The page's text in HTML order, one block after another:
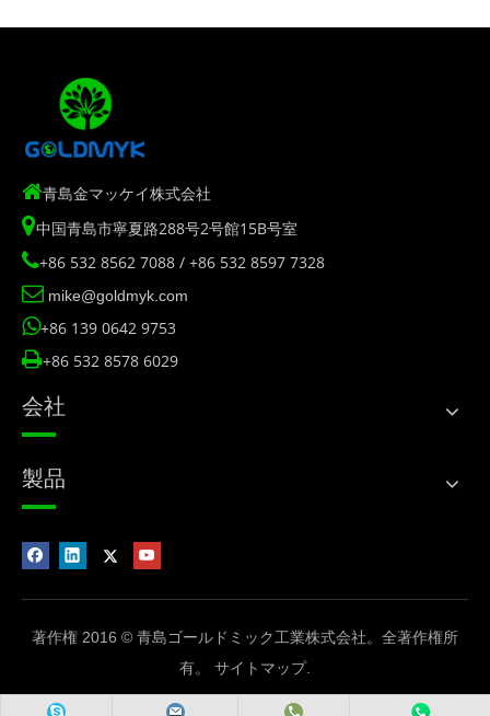
青島金マッケイ株式会社
中国青島市寧夏路288号2号館15B号室
+86 532 8562 7088 / +86 532 8597 7328
 mike@goldmyk.com
+86 139 0642 9753
+86 532 8578 6029
会社
製品
著作権 2016 © 青島ゴールドミック工業株式会社。全著作権所
有。 サイトマップ.